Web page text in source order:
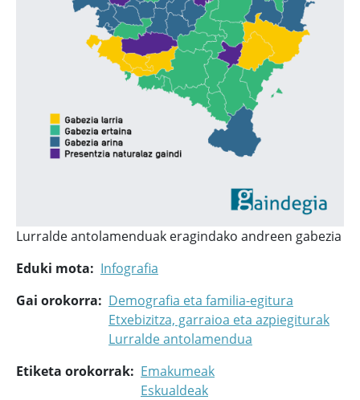
Lurralde antolamenduak eragindako andreen gabezia
Eduki mota
Infografia
Gai orokorra
Demografia eta familia-egitura
Etxebizitza, garraioa eta azpiegiturak
Lurralde antolamendua
Etiketa orokorrak
Emakumeak
Eskualdeak